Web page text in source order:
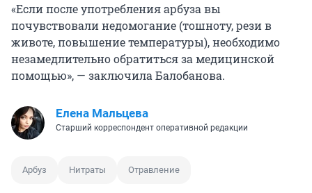
«Если после употребления арбуза вы
почувствовали недомогание (тошноту, рези в
животе, повышение температуры), необходимо
незамедлительно обратиться за медицинской
помощью», — заключила Балобанова.
Елена Мальцева
Старший корреспондент оперативной редакции
Арбуз Нитраты Отравление